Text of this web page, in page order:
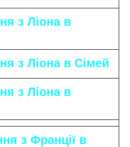
з Ліона в
з Ліона в Сімей
з Ліона в
з Франції в